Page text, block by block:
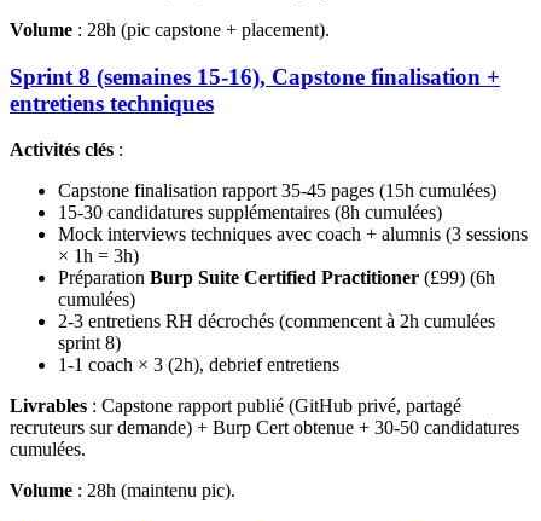
Volume : 28h (pic capstone + placement).
Sprint 8 (semaines 15-16), Capstone finalisation +
entretiens techniques
Activités clés :
Capstone finalisation rapport 35-45 pages (15h cumulées)
15-30 candidatures supplémentaires (8h cumulées)
Mock interviews techniques avec coach + alumnis (3 sessions
× 1h = 3h)
Préparation Burp Suite Certified Practitioner (£99) (6h
cumulées)
2-3 entretiens RH décrochés (commencent à 2h cumulées
sprint 8)
1-1 coach × 3 (2h), debrief entretiens
Livrables : Capstone rapport publié (GitHub privé, partagé
recruteurs sur demande) + Burp Cert obtenue + 30-50 candidatures
cumulées.
Volume : 28h (maintenu pic).